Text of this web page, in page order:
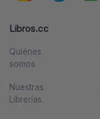
Libros.cc
Quiénes
somos
Nuestras
Librerías